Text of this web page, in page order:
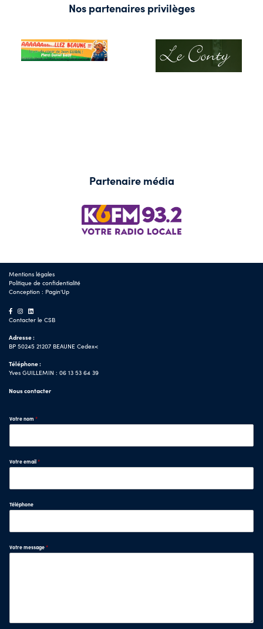
Nos partenaires privilèges
Partenaire média
Mentions légales
Politique de confidentialité
Conception : Pagin'Up
Contacter le CSB
Adresse :
BP 50245 21207 BEAUNE Cedex<
Téléphone :
Yves GUILLEMIN : 06 13 53 64 39
Nous contacter
Votre nom *
Votre email*
Téléphone
Votre message*